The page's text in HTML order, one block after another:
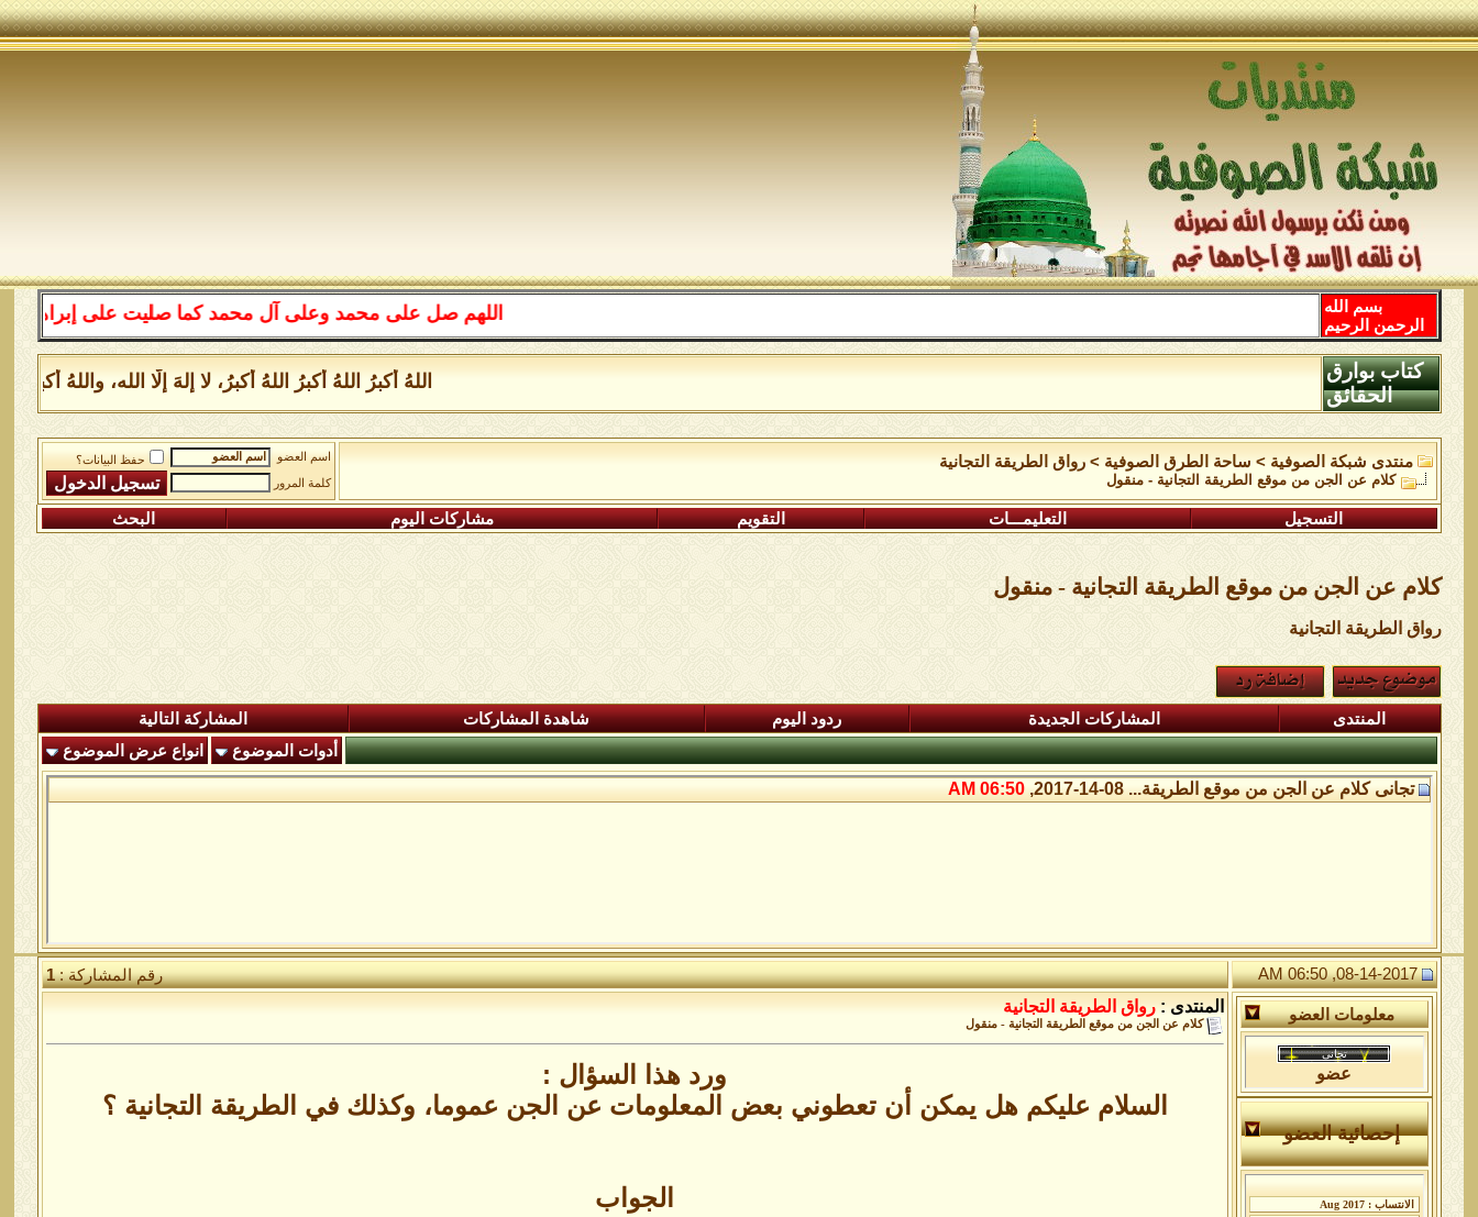
اللهم صل على محمد وعلى آل محمد كما صليت على إبراهيم وعلى آل
بسم الله
الرحمن الرحيم
اللهُ أكبرُ اللهُ أكبرُ اللهُ أكبرُ، لا إلهَ إلَّا الله، واللهُ أكبر
كتاب بوارق
الحقائق
منتدى شبكة الصوفية > ساحة الطرق الصوفية >رواق الطريقة التجانية
كلام عن الجن من موقع الطريقة التجانية - منقول
اسم العضو
حفظ البيانات؟
كلمة المرور
التسجيل التعليمـــات التقويم مشاركات اليوم البحث
كلام عن الجن من موقع الطريقة التجانية - منقول
رواق الطريقة التجانية
المنتدى المشاركات الجديدة ردود اليوم شاهدة المشاركات
المشاركة التالية
أدوات الموضوع
انواع عرض الموضوع
تجانى كلام عن الجن من موقع الطريقة...08-14-2017,
06:50 AM
08-14-2017, 06:50 AM رقم المشاركة :1
معلومات العضو
عضو
إحصائية العضو
المنتدى : رواق الطريقة التجانية
كلام عن الجن من موقع الطريقة التجانية - منقول
ورد هذا السؤال :
السلام عليكم هل يمكن أن تعطوني بعض المعلومات عن الجن عموما، وكذلك في الطريقة التجانية ؟
الجواب